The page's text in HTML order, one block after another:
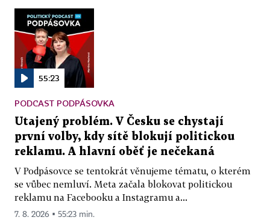
55:23
PODCAST PODPÁSOVKA
Utajený problém. V Česku se chystají
první volby, kdy sítě blokují politickou
reklamu. A hlavní oběť je nečekaná
V Podpásovce se tentokrát věnujeme tématu, o kterém
se vůbec nemluví. Meta začala blokovat politickou
reklamu na Facebooku a Instagramu a...
7. 8. 2026 ▪ 55:23 min.